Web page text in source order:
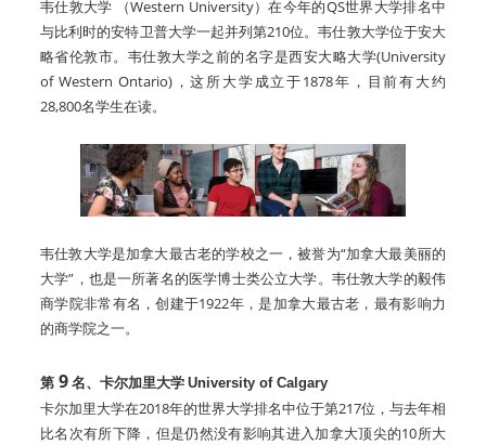
韦仕敦大学 （Western University）在今年的QS世界大学排名中
与比利时的安特卫普大学一起并列第210位。韦仕敦大学位于安大
略省伦敦市。韦仕敦大学之前的名字是西安大略大学(University
of Western Ontario)，这所大学成立于1878年，目前有大约
28,800名学生在读。
韦仕敦大学是加拿大最古老的学校之一，被誉为“加拿大最美丽的
大学”，也是一所著名的医学博士类公立大学。韦仕敦大学的毅伟
商学院非常有名，创建于1922年，是加拿大最古老，最有影响力
的商学院之一。
第 9名、卡尔加里大学 University of Calgary
卡尔加里大学在2018年的世界大学排名中位于第217位，与去年相
比名次有所下降，但是仍然没有影响其进入加拿大顶尖的10所大